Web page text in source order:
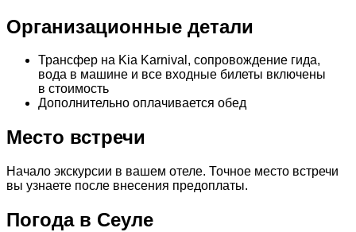
Организационные детали
Трансфер на Kia Karnival, сопровождение гида,
вода в машине и все входные билеты включены
в стоимость
Дополнительно оплачивается обед
Место встречи
Начало экскурсии в вашем отеле. Точное место встречи
вы узнаете после внесения предоплаты.
Погода в Сеуле